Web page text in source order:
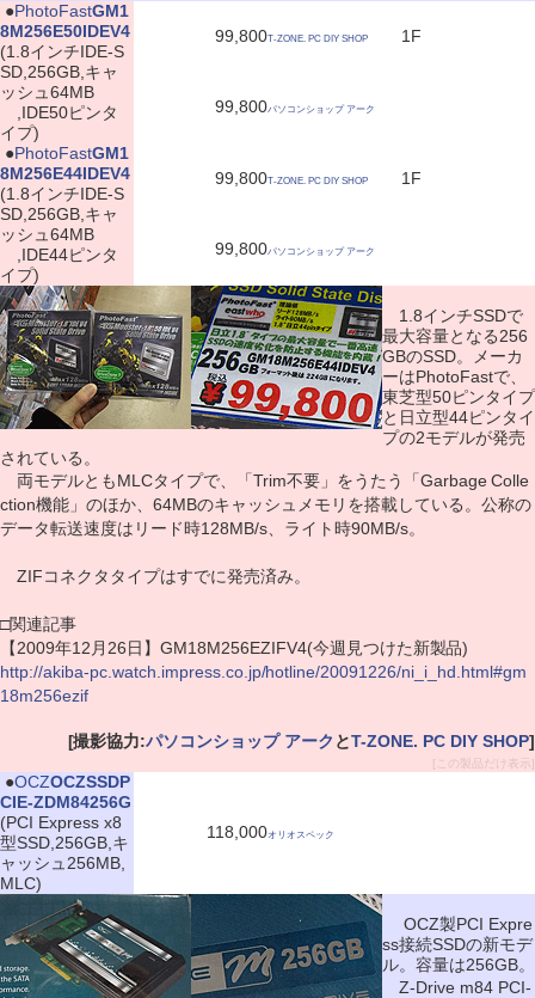
●PhotoFastGM1
8M256E50IDEV4
(1.8インチIDE-S
SD,256GB,キャ
ッシュ64MB
,IDE50ピンタ
イプ)
99,800T-ZONE. PC DIY SHOP 1F
99,800パソコンショップ アーク
●PhotoFastGM1
8M256E44IDEV4
(1.8インチIDE-S
SD,256GB,キャ
ッシュ64MB
,IDE44ピンタ
イプ)
99,800T-ZONE. PC DIY SHOP 1F
99,800パソコンショップ アーク
1.8インチSSDで
最大容量となる256
GBのSSD。メーカ
ーはPhotoFastで、
東芝型50ピンタイプ
と日立型44ピンタイ
プの2モデルが発売
されている。
両モデルともMLCタイプで、「Trim不要」をうたう「Garbage Colle
ction機能」のほか、64MBのキャッシュメモリを搭載している。公称の
データ転送速度はリード時128MB/s、ライト時90MB/s。
ZIFコネクタタイプはすでに発売済み。
□関連記事
【2009年12月26日】GM18M256EZIFV4(今週見つけた新製品)
http://akiba-pc.watch.impress.co.jp/hotline/20091226/ni_i_hd.html#gm
18m256ezif
[撮影協力:パソコンショップ アーク とT-ZONE. PC DIY SHOP]
[この製品だけ表示]
●OCZOCZSSDP
CIE-ZDM84256G
(PCI Express x8
型SSD,256GB,キ
ャッシュ256MB,
MLC)
118,000オリオスペック
OCZ製PCI Expre
ss接続SSDの新モデ
ル。容量は256GB。
Z-Drive m84 PCI-